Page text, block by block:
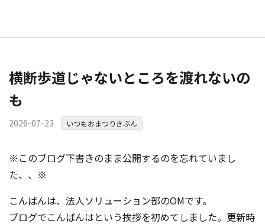
横断歩道じゃないところを渡れないの
も
2026-07-23 いつもおまつりきぶん
※このブログ下書きのまま公開するのを忘れていまし
た、、※
こんばんは、法人ソリューション部のOMです。
ブログでこんばんはという挨拶を初めてしました。更新時